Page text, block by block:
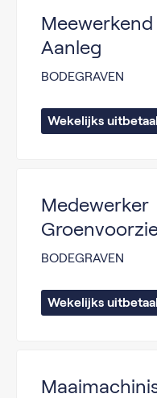
Aanleg
BODEGRAVEN
Wekelijks
Medewerker
BODEGRAVEN
Wekelijks